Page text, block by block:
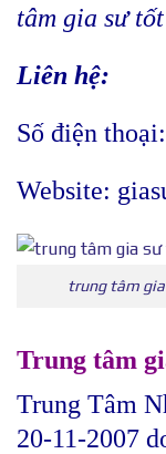
tâm gia sư
Liên hệ:
Số điện thoại:
Website:
trung tâm
Trung tâm
Trung Tâm
20-11-2007